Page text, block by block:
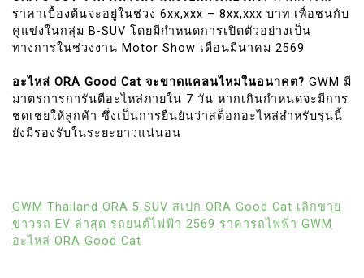
ราคาเบื้องต้นจะอยู่ในช่วง 6xx,xxx – 8xx,xxx บาท เพื่อชนกับ
คู่แข่งในกลุ่ม B-SUV โดยมีกำหนดการเปิดตัวอย่างเป็น
ทางการในช่วงงาน Motor Show เดือนมีนาคม 2569
อะไหล่ ORA Good Cat จะขาดแคลนไหมในอนาคต? GWM มี
มาตรการการันตีอะไหล่ภายใน 7 วัน หากเกินกำหนดจะมีการ
ชดเชยให้ลูกค้า ซึ่งเป็นการยืนยันว่าสต็อกอะไหล่สำหรับรุ่นนี้
ยังมีรองรับในระยะยาวแน่นอน
GWM Thailand ORA 5 SUV สเปก ORA Good Cat เลิกขาย
ข่าวรถ EV ล่าสุด รถยนต์ไฟฟ้า 2569 ราคารถไฟฟ้า GWM
อะไหล่ ORA Good Cat